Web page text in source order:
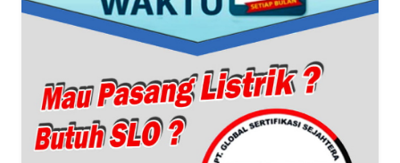
DISCLAIMER
Regional
WN
SUMUT